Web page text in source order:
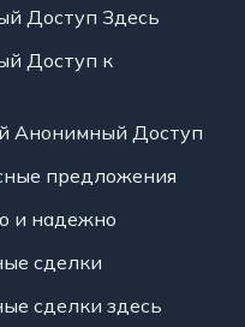
Доступ Здесь
Доступ к
Анонимный Доступ
предложения
и надежно
сделки
сделки здесь